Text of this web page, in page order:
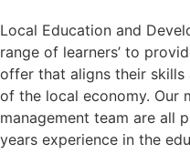
Local Education and
range of learners’ to
offer that aligns their
of the local economy. Our
management team are all
years experience in the